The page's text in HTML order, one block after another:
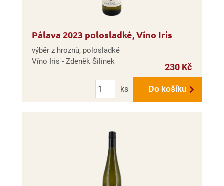
Pálava 2023 polosladké, Víno Iris
výběr z hroznů, polosladké
Víno Iris - Zdeněk Šilinek
230 Kč
Počet
ks
Do košíku